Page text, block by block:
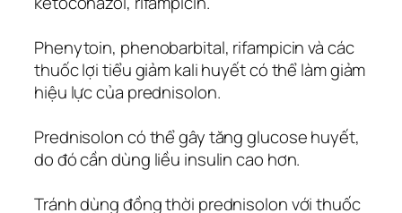
Phenytoin, phenobarbital, rifampicin và các
thuốc lợi tiểu giảm kali huyết có thể làm giảm
hiệu lực của prednisolon.
Prednisolon có thể gây tăng glucose huyết,
do đó cần dùng liều insulin cao hơn.
Tránh dùng đồng thời prednisolon với thuốc